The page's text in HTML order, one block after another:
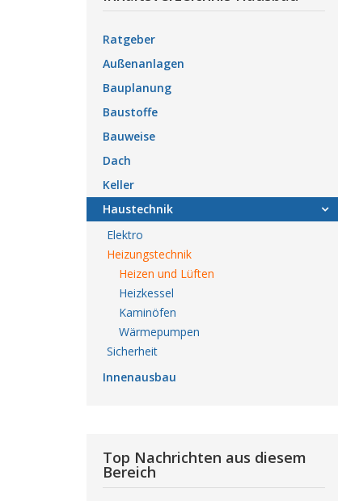
Ratgeber
Außenanlagen
Bauplanung
Baustoffe
Bauweise
Dach
Keller
Haustechnik
Elektro
Heizungstechnik
Heizen und Lüften
Heizkessel
Kaminöfen
Wärmepumpen
Sicherheit
Innenausbau
Top Nachrichten aus diesem
Bereich